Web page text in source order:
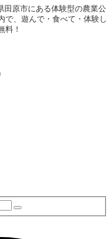
田原市にある体験型の農業公
で、遊んで・食べて・体験し
料！